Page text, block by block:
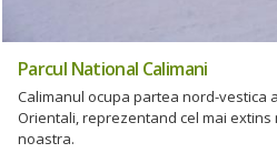
Parcul National Calimani
Calimanul ocupa partea nord-vestica
Orientali, reprezentand cel mai extins
noastra.